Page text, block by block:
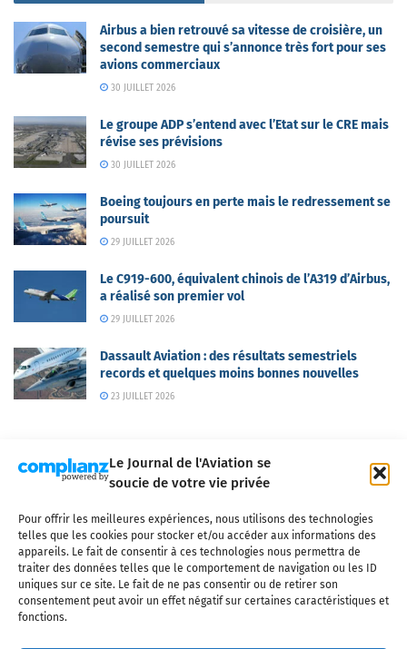
Le Journal de l'Aviation se
soucie de votre vie privée
Pour offrir les meilleures expériences, nous utilisons des technologies
telles que les cookies pour stocker et/ou accéder aux informations des
appareils. Le fait de consentir à ces technologies nous permettra de
traiter des données telles que le comportement de navigation ou les ID
uniques sur ce site. Le fait de ne pas consentir ou de retirer son
consentement peut avoir un effet négatif sur certaines caractéristiques et
fonctions.
Airbus a bien retrouvé sa vitesse de croisière, un
second semestre qui s’annonce très fort pour ses
avions commerciaux
30 JUILLET 2026
Le groupe ADP s’entend avec l’Etat sur le CRE mais
révise ses prévisions
30 JUILLET 2026
Boeing toujours en perte mais le redressement se
poursuit
29 JUILLET 2026
Le C919-600, équivalent chinois de l’A319 d’Airbus,
a réalisé son premier vol
29 JUILLET 2026
Dassault Aviation : des résultats semestriels
records et quelques moins bonnes nouvelles
23 JUILLET 2026
Qui sommes-nous ? Nous contacter
Partenaires
Mentions légales
CGV Politique de confidentialité Cookies